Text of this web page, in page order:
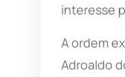
interesse
A ordem
Adroaldo